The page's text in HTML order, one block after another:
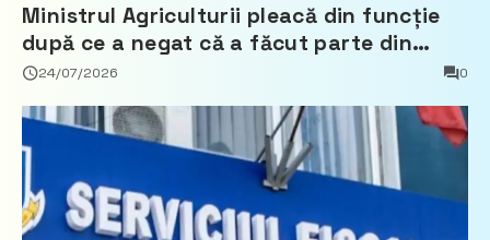
Ministrul Agriculturii pleacă din funcție
după ce a negat că a făcut parte din
Partidul Democrat
24/07/2026 0